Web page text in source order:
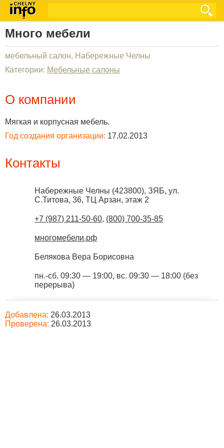
Много мебели
мебельный салон, Набережные Челны
Категории: Мебельные салоны
О компании
Мягкая и корпусная мебель.
Год создания организации: 17.02.2013
Контакты
Набережные Челны (423800), ЗЯБ, ул.
С.Титова, 36, ТЦ Арзан, этаж 2
+7 (987) 211-50-60, (800) 700-35-85
многомебели.рф
Белякова Вера Борисовна
пн.-сб. 09:30 — 19:00, вс. 09:30 — 18:00 (без
перерыва)
Добавлена: 26.03.2013
Проверена: 26.03.2013